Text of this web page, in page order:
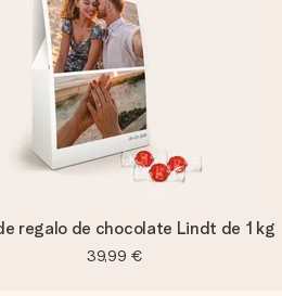
regalo de chocolate Lindt de 1 kg
39,99 €